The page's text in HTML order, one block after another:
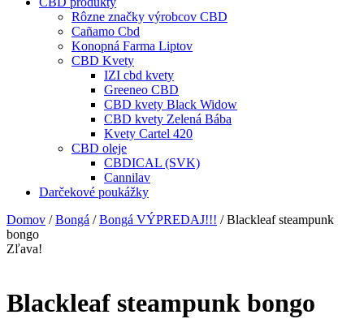
Rôzne značky výrobcov CBD
Cañamo Cbd
Konopná Farma Liptov
CBD Kvety
IZI cbd kvety
Greeneo CBD
CBD kvety Black Widow
CBD kvety Zelená Bába
Kvety Cartel 420
CBD oleje
CBDICAL (SVK)
Cannilav
Darčekové poukážky
Domov /Bongá /Bongá VÝPREDAJ!!! / Blackleaf steampunk
bongo
Zľava!
Blackleaf steampunk bongo